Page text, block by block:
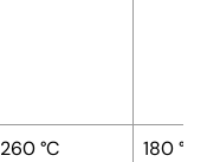
260 °C
180 °C